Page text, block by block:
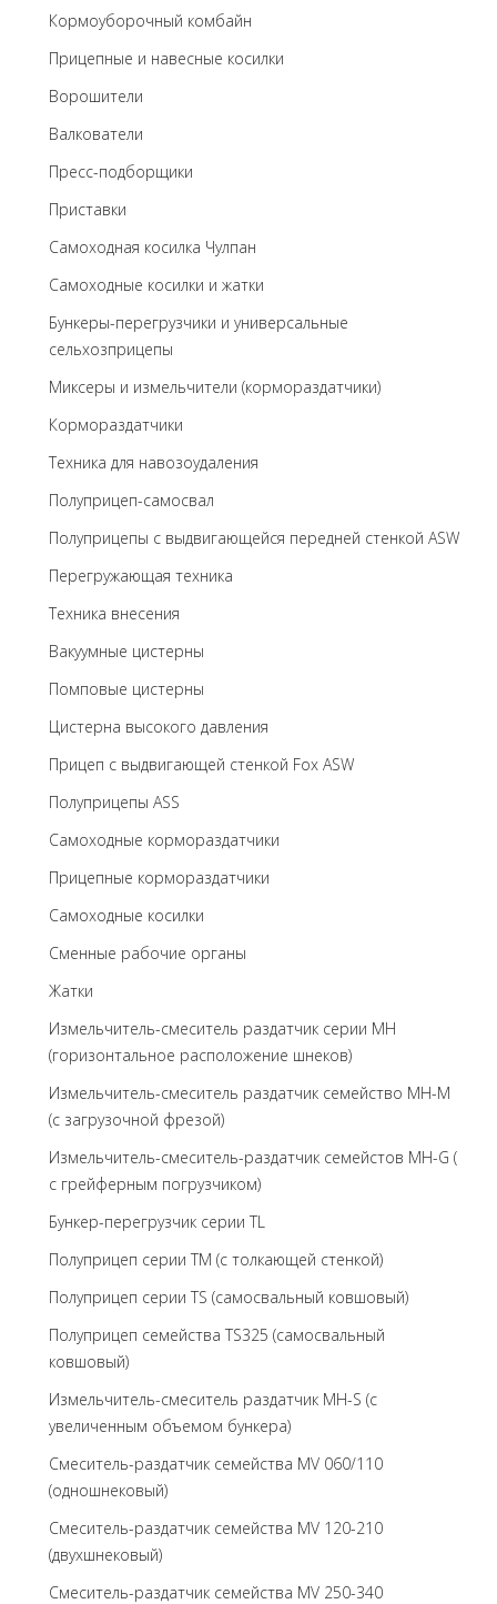
Кормоуборочный комбайн
Прицепные и навесные косилки
Ворошители
Валкователи
Пресс-подборщики
Приставки
Самоходная косилка Чулпан
Самоходные косилки и жатки
Бункеры-перегрузчики и универсальные
сельхозприцепы
Миксеры и измельчители (кормораздатчики)
Кормораздатчики
Техника для навозоудаления
Полуприцеп-самосвал
Полуприцепы с выдвигающейся передней стенкой ASW
Перегружающая техника
Техника внесения
Вакуумные цистерны
Помповые цистерны
Цистерна высокого давления
Прицеп с выдвигающей стенкой Fox ASW
Полуприцепы ASS
Самоходные кормораздатчики
Прицепные кормораздатчики
Самоходные косилки
Сменные рабочие органы
Жатки
Измельчитель-смеситель раздатчик серии MH
(горизонтальное расположение шнеков)
Измельчитель-смеситель раздатчик семейство MH-M
(с загрузочной фрезой)
Измельчитель-смеситель-раздатчик семейстов MH-G (
с грейферным погрузчиком)
Бункер-перегрузчик серии TL
Полуприцеп серии TM (с толкающей стенкой)
Полуприцеп серии TS (самосвальный ковшовый)
Полуприцеп семейства TS325 (самосвальный
ковшовый)
Измельчитель-смеситель раздатчик MH-S (с
увеличенным объемом бункера)
Смеситель-раздатчик семейства MV 060/110
(одношнековый)
Смеситель-раздатчик семейства MV 120-210
(двухшнековый)
Смеситель-раздатчик семейства MV 250-340